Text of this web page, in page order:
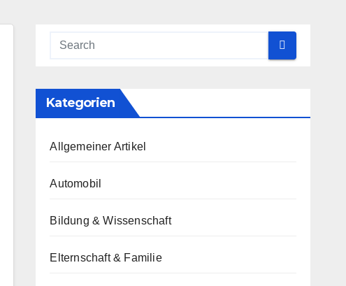
Kategorien
Allgemeiner Artikel
Automobil
Bildung & Wissenschaft
Elternschaft & Familie